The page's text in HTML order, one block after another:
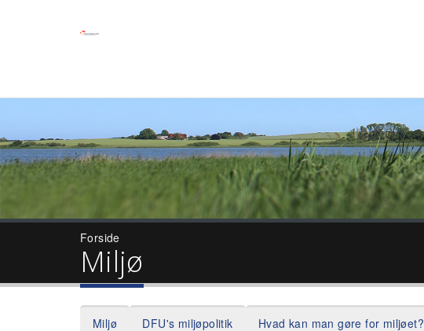
Forside
Miljø
Miljø DFU's miljøpolitik Hvad kan man gøre for miljøet?